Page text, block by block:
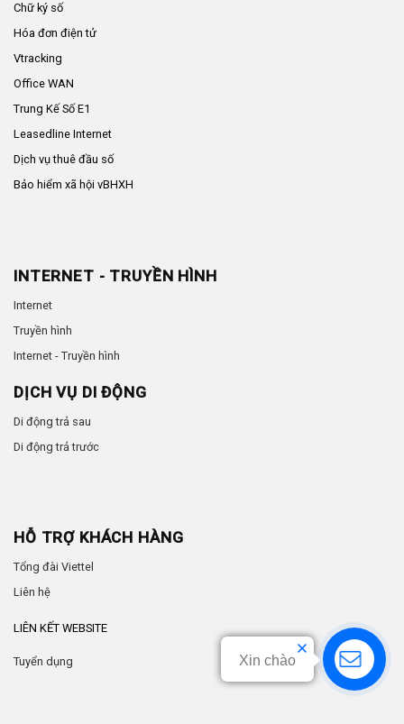
Chữ ký số
Hóa đơn điện tử
Vtracking
Office WAN
Trung Kế Số E1
Leasedline Internet
Dịch vụ thuê đầu số
Bảo hiểm xã hội vBHXH
INTERNET - TRUYỀN HÌNH
Internet
Truyền hình
Internet - Truyền hình
DỊCH VỤ DI ĐỘNG
Di động trả sau
Di động trả trước
HỖ TRỢ KHÁCH HÀNG
Tổng đài Viettel
Liên hệ
LIÊN KẾT WEBSITE
Tuyển dụng Xin chào